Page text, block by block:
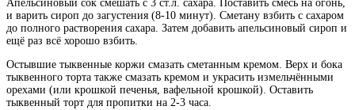
Апельсиновый сок смешать с 3 ст.л. сахара. Поставить смесь на огонь,
и варить сироп до загустения (8-10 минут). Сметану взбить с сахаром
до полного растворения сахара. Затем добавить апельсиновый сироп и
ещё раз всё хорошо взбить.
Остывшие тыквенные коржи смазать сметанным кремом. Верх и бока
тыквенного торта также смазать кремом и украсить измельчёнными
орехами (или крошкой печенья, вафельной крошкой). Оставить
тыквенный торт для пропитки на 2-3 часа.